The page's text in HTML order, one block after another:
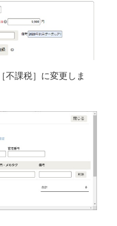
不課税］に変更しま